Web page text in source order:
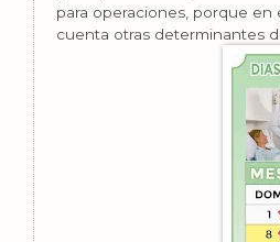
para operaciones, porque
cuenta otras determinantes